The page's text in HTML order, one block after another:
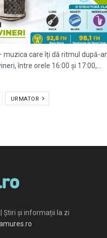
muzica care îți dă ritmul după-
între orele 16:00 și 17:00,...
URMATOR
Știri și informații la zi